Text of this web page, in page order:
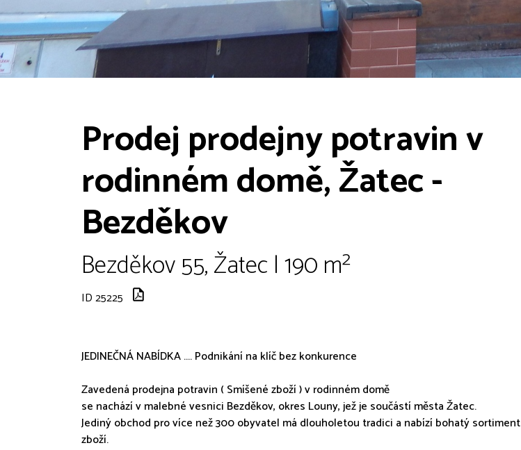
Prodej prodejny potravin v
rodinném domě, Žatec -
Bezděkov
Bezděkov 55, Žatec | 190 m²
ID 25225
JEDINEČNÁ NABÍDKA .... Podnikání na klíč bez konkurence
Zavedená prodejna potravin ( Smíšené zboží ) v rodinném domě
se nachází v malebné vesnici Bezděkov, okres Louny, jež je součástí města Žatec.
Jediný obchod pro více než 300 obyvatel má dlouholetou tradici a nabízí bohatý sortiment
zboží.